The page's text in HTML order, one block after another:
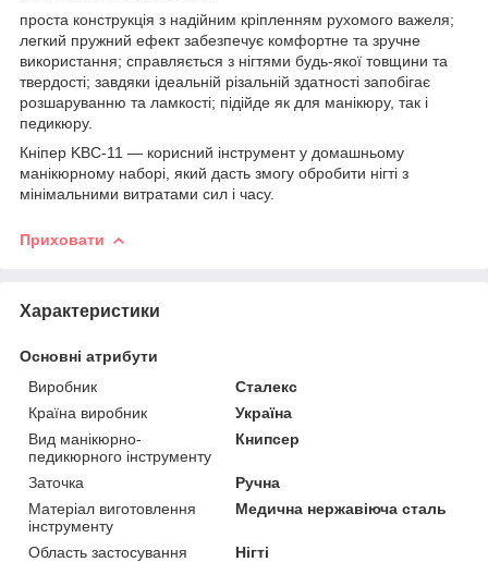
проста конструкція з надійним кріпленням рухомого важеля;
легкий пружний ефект забезпечує комфортне та зручне
використання; справляється з нігтями будь-якої товщини та
твердості; завдяки ідеальній різальній здатності запобігає
розшаруванню та ламкості; підійде як для манікюру, так і
педикюру.
Кніпер KBC-11 — корисний інструмент у домашньому
манікюрному наборі, який дасть змогу обробити нігті з
мінімальними витратами сил і часу.
Приховати
Характеристики
Основні атрибути
Виробник
Сталекс
Країна виробник
Україна
Вид манікюрно-
педикюрного інструменту
Книпсер
Заточка
Ручна
Матеріал виготовлення
інструменту
Медична нержавіюча сталь
Область застосування
Нігті